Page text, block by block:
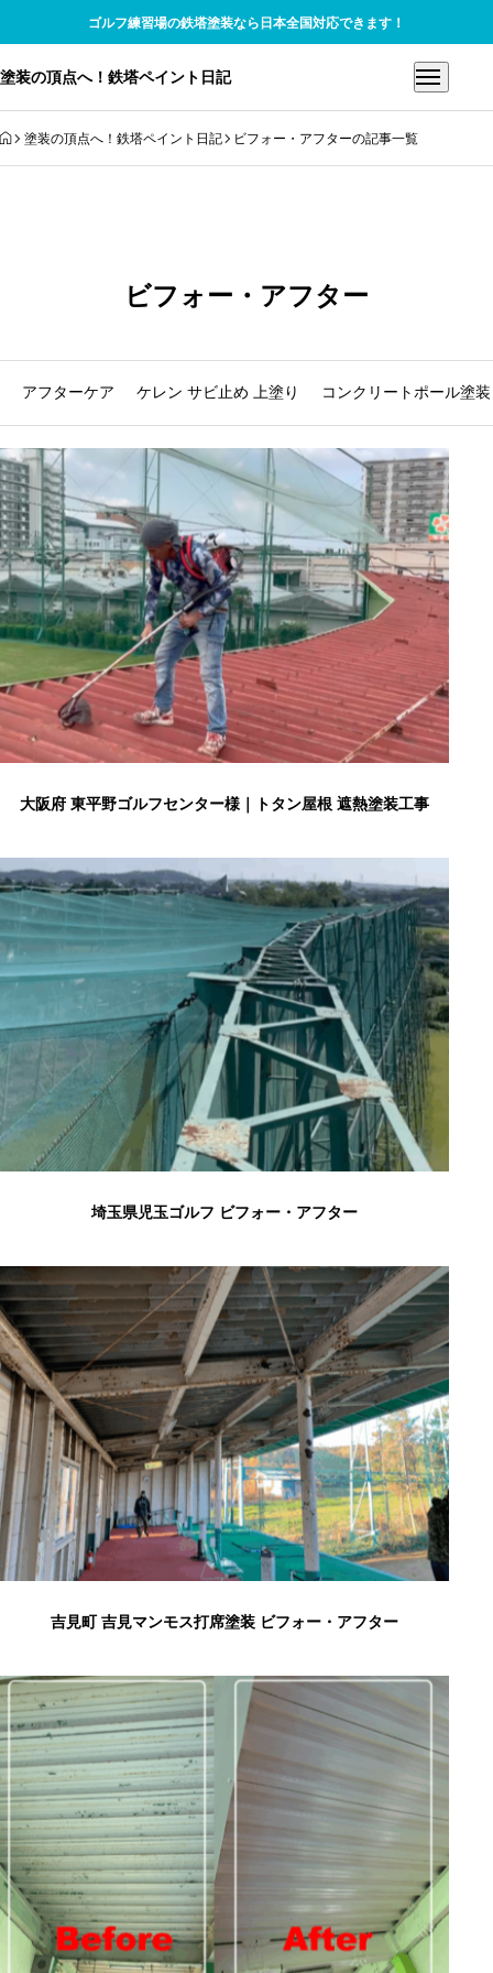
ゴルフ練習場の鉄塔塗装なら日本全国対応できます！
塗装の頂点へ！鉄塔ペイント日記
HOME
塗装の頂点へ！鉄塔ペイント日記 ビフォー・アフターの記事一覧
ビフォー・アフター
アフターケア ケレン サビ止め 上塗り コンクリートポール塗装
大阪府 東平野ゴルフセンター様｜トタン屋根 遮熱塗装工事
埼玉県児玉ゴルフ ビフォー・アフター
吉見町 吉見マンモス打席塗装 ビフォー・アフター